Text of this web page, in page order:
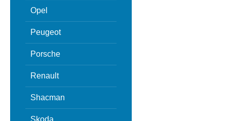
Opel
Peugeot
Porsche
Renault
Shacman
Skoda